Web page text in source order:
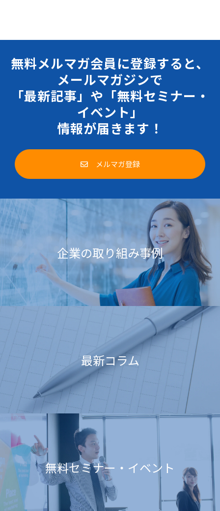
無料メルマガ会員に登録すると、
メールマガジンで
「最新記事」や「無料セミナー・
イベント」
情報が届きます！
メルマガ登録
企業の取り組み事例
最新コラム
無料セミナー・イベント